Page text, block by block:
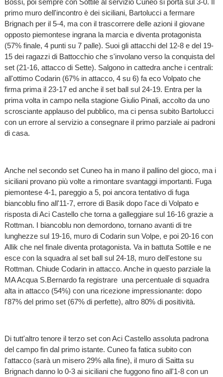
Bossi, poi sempre con Sottile al servizio Cuneo si porta sul 3-0. Il
primo muro dell'incontro è dei siciliani, Bartolucci a fermare
Brignach per il 5-4, ma con il trascorrere delle azioni il giovane
opposto piemontese ingrana la marcia e diventa protagonista
(57% finale, 4 punti su 7 palle). Suoi gli attacchi del 12-8 e del 19-
15 dei ragazzi di Battocchio che s'involano verso la conquista del
set (21-16, attacco di Sette). Salgono in cattedra anche i centrali:
all'ottimo Codarin (67% in attacco, 4 su 6) fa eco Volpato che
firma prima il 23-17 ed anche il set ball sul 24-19. Entra per la
prima volta in campo nella stagione Giulio Pinali, accolto da uno
scrosciante applauso del pubblico, ma ci pensa subito Bartolucci
con un errore al servizio a consegnare il primo parziale ai padroni
di casa.
Anche nel secondo set Cuneo ha in mano il pallino del gioco, ma i
siciliani provano più volte a rimontare svantaggi importanti. Fuga
piemontese 4-1, pareggio a 5, poi ancora tentativo di fuga
biancoblu fino all'11-7, errore di Basik dopo l'ace di Volpato e
risposta di Aci Castello che torna a galleggiare sul 16-16 grazie a
Rottman. I biancoblu non demordono, tornano avanti di tre
lunghezze sul 19-16, muro di Codarin sun Volpe, e poi 20-16 con
Allik che nel finale diventa protagonista. Va in battuta Sottile e ne
esce con la squadra al set ball sul 24-18, muro dell'estone su
Rottman. Chiude Codarin in attacco. Anche in questo parziale la
MA Acqua S.Bernardo fa registrare una percentuale di squadra
alta in attacco (54%) con una ricezione impressionante: dopo
l'87% del primo set (67% di perfette), altro 80% di positività.
Di tutt'altro tenore il terzo set con Aci Castello assoluta padrona
del campo fin dal primo istante. Cuneo fa fatica subito con
l'attacco (sarà un misero 29% alla fine), il muro di Saitta su
Brignach danno lo 0-3 ai siciliani che fuggono fino all'1-8 con un